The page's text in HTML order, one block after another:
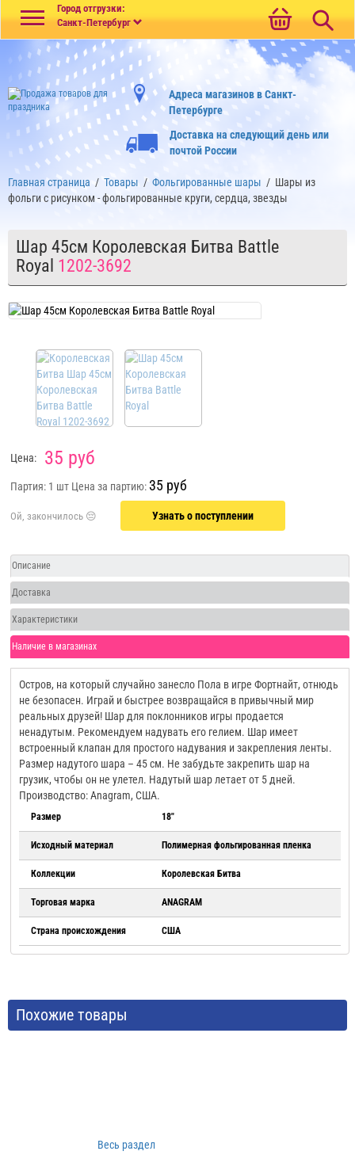
Город отгрузки:
Санкт-Петербург
Адреса магазинов в Санкт-
Петербурге
Доставка на следующий день или
почтой России
Главная страница / Товары / Фольгированные шары / Шары из
фольги с рисунком - фольгированные круги, сердца, звезды
Шар 45см Королевская Битва Battle
Royal 1202-3692
Цена: 35 руб
Партия: 1 шт Цена за партию: 35 руб
Узнать о поступлении
Описание
Доставка
Характеристики
Наличие в магазинах
Остров, на который случайно занесло Пола в игре Фортнайт, отнюдь
не безопасен. Играй и быстрее возвращайся в привычный мир
реальных друзей! Шар для поклонников игры продается
ненадутым. Рекомендуем надувать его гелием. Шар имеет
встроенный клапан для простого надувания и закрепления ленты.
Размер надутого шара – 45 см. Не забудьте закрепить шар на
грузик, чтобы он не улетел. Надутый шар летает от 5 дней.
Производство: Anagram, США.
Размер 18"
Исходный материал Полимерная фольгированная пленка
Коллекции Королевская Битва
Торговая марка ANAGRAM
Страна происхождения США
Похожие товары
Весь раздел